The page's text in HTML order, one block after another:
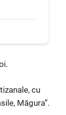
cu
Măgura”.